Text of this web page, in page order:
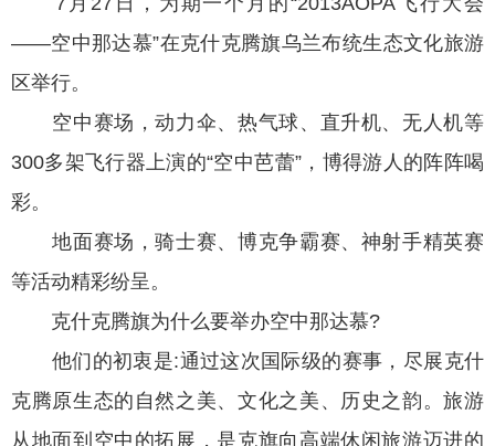
——空中那达慕”在克什克腾旗乌兰布统生态文化旅游
区举行。
空中赛场，动力伞、热气球、直升机、无人机等
300多架飞行器上演的“空中芭蕾”，博得游人的阵阵喝
彩。
地面赛场，骑士赛、博克争霸赛、神射手精英赛
等活动精彩纷呈。
克什克腾旗为什么要举办空中那达慕?
他们的初衷是:通过这次国际级的赛事，尽展克什
克腾原生态的自然之美、文化之美、历史之韵。旅游
从地面到空中的拓展，是克旗向高端休闲旅游迈进的